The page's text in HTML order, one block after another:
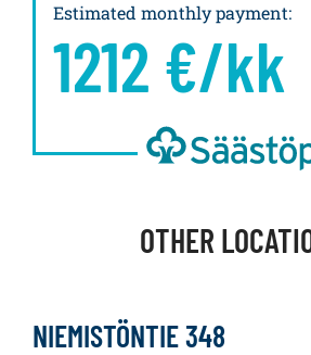
Estimated monthly payment:
1212 €/kk
OTHER
NIEMISTÖNTIE 348